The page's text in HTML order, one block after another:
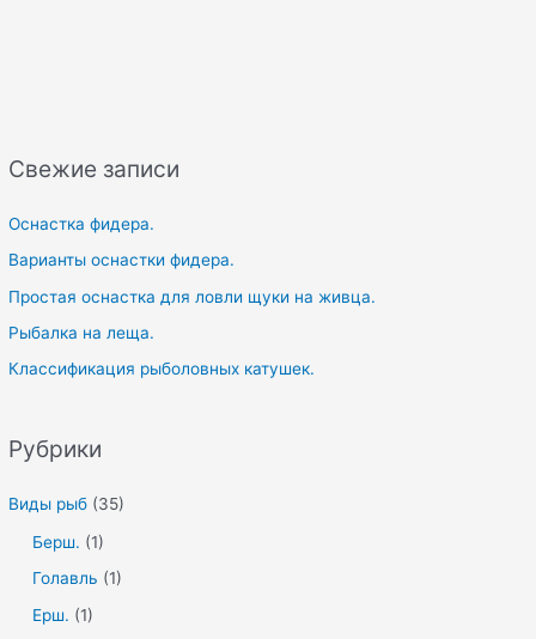
o
Свежие записи
Оснастка фидера.
Варианты оснастки фидера.
Простая оснастка для ловли щуки на живца.
Рыбалка на леща.
Классификация рыболовных катушек.
Рубрики
Виды рыб (35)
Берш. (1)
Голавль (1)
Ерш. (1)